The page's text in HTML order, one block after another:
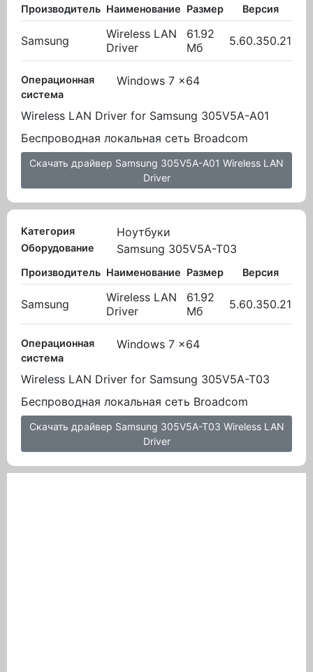
Производитель Наименование Размер Версия
Samsung
Wireless LAN
Driver
61.92
Мб
5.60.350.21
Операционная
система
Windows 7 x64
Wireless LAN Driver for Samsung 305V5A-A01
Беспроводная локальная сеть Broadcom
Скачать драйвер Samsung 305V5A-A01 Wireless LAN
Driver
Категория Ноутбуки
Оборудование Samsung 305V5A-T03
Производитель Наименование Размер Версия
Samsung
Wireless LAN
Driver
61.92
Мб
5.60.350.21
Операционная
система
Windows 7 x64
Wireless LAN Driver for Samsung 305V5A-T03
Беспроводная локальная сеть Broadcom
Скачать драйвер Samsung 305V5A-T03 Wireless LAN
Driver